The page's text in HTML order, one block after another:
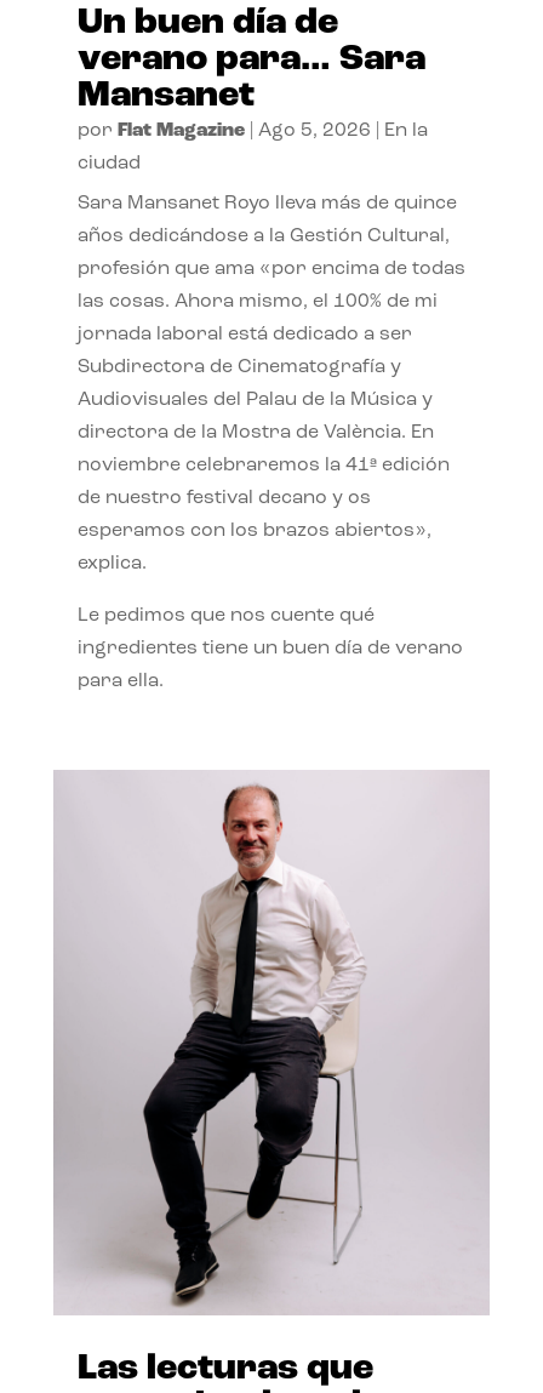
Un buen día de
verano para… Sara
Mansanet
por Flat Magazine| Ago 5, 2026
En la
ciudad
Sara Mansanet Royo lleva más de quince
años dedicándose a la Gestión Cultural,
profesión que ama «por encima de todas
las cosas. Ahora mismo, el 100% de mi
jornada laboral está dedicado a ser
Subdirectora de Cinematografía y
Audiovisuales del Palau de la Música y
directora de la Mostra de València. En
noviembre celebraremos la 41ª edición
de nuestro festival decano y os
esperamos con los brazos abiertos»,
explica.
Le pedimos que nos cuente qué
ingredientes tiene un buen día de verano
para ella.
Las lecturas que